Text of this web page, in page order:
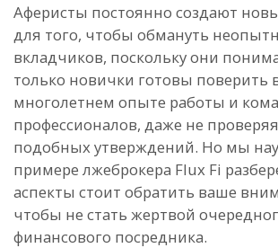
Аферисты постоянно создают
для того, чтобы обмануть
вкладчиков, поскольку они
только новички готовы поверить
многолетнем опыте работы и
профессионалов, даже не
подобных утверждений. Но мы
примере лжеброкера Flux Fi
аспекты стоит обратить ваше
чтобы не стать жертвой
финансового посредника.